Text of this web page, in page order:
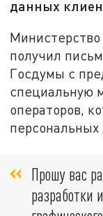
данных
Министерство
получил
Госдумы с
специальную
операторов,
персональных
Прошу вас
разработки